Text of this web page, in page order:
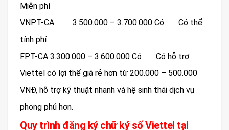
Miễn phí
VNPT-CA 3.500.000 – 3.700.000 Có Có thể
tính phí
FPT-CA 3.300.000 – 3.600.000 Có Có hỗ trợ
Viettel có lợi thế giá rẻ hơn từ 200.000 – 500.000
VNĐ, hỗ trợ kỹ thuật nhanh và hệ sinh thái dịch vụ
phong phú hơn.
Quy trình đăng ký chữ ký số Viettel tại